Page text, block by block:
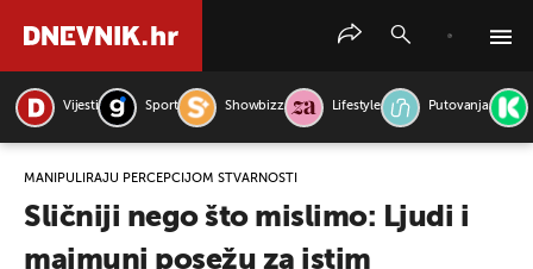
Vijesti Sport Showbizz Lifestyle Putovanja
MANIPULIRAJU PERCEPCIJOM STVARNOSTI
Sličniji nego što mislimo: Ljudi i
majmuni posežu za istim
PRETRAŽITE VIJESTI